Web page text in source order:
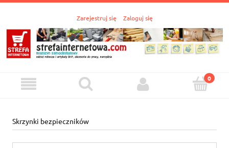
Zarejestruj się Zaloguj się
Skrzynki bezpieczników